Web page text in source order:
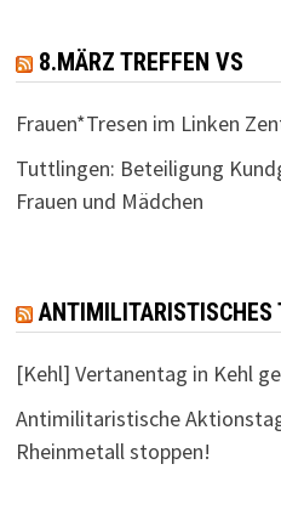
8.MÄRZ TREFFEN VS
Frauen*Tresen im Linken
Tuttlingen: Beteiligung
Frauen und Mädchen
ANTIMILITARISTISCHES
[Kehl] Vertanentag in Kehl
Antimilitaristische
Rheinmetall stoppen!